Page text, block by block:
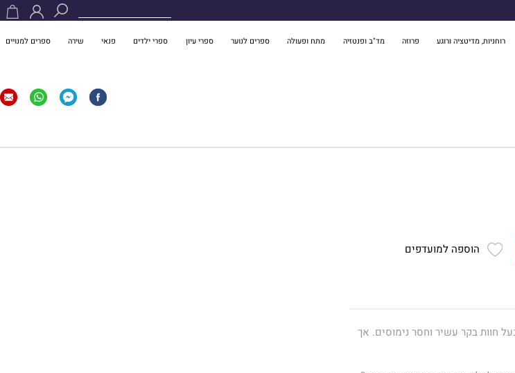
רוחניות, מדיטציה ורוגע פרוזה מד"ב ופנטזיה מתח ופעולה ספרים לנוער ספרי עיון ספרי ילדים פנאי שירה ספרים למנויים
הוספה למועדפים
חוות בקר עשיר וחסר נימוסים. אך